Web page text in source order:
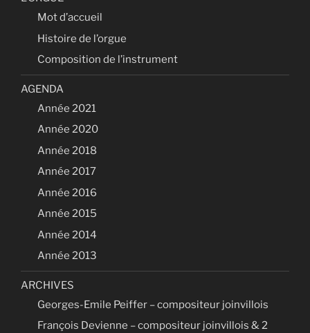
Mot d’accueil
Histoire de l’orgue
Composition de l’instrument
AGENDA
Année 2021
Année 2020
Année 2018
Année 2017
Année 2016
Année 2015
Année 2014
Année 2013
ARCHIVES
Georges-Emile Peiffer – compositeur joinvillois
François Devienne – compositeur joinvillois & 2